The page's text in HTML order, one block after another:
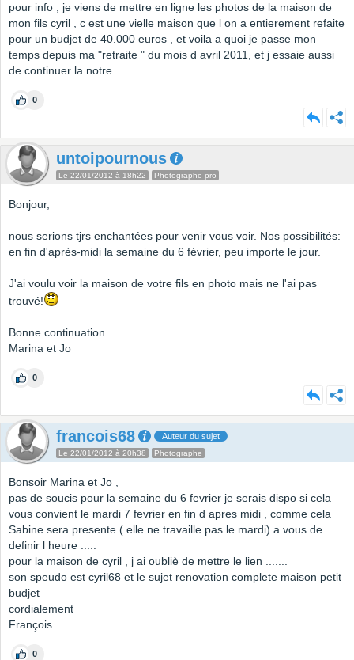
pour info , je viens de mettre en ligne les photos de la maison de
mon fils cyril , c est une vielle maison que l on a entierement refaite
pour un budjet de 40.000 euros , et voila a quoi je passe mon
temps depuis ma "retraite " du mois d avril 2011, et j essaie aussi
de continuer la notre ....
0
untoipournous
Le 22/01/2012 à 18h22 Photographe pro
Bonjour,
nous serions tjrs enchantées pour venir vous voir. Nos possibilités:
en fin d'après-midi la semaine du 6 février, peu importe le jour.
J'ai voulu voir la maison de votre fils en photo mais ne l'ai pas
trouvé!
Bonne continuation.
Marina et Jo
0
francois68 Auteur du sujet
Le 22/01/2012 à 20h38 Photographe
Bonsoir Marina et Jo ,
pas de soucis pour la semaine du 6 fevrier je serais dispo si cela
vous convient le mardi 7 fevrier en fin d apres midi , comme cela
Sabine sera presente ( elle ne travaille pas le mardi) a vous de
definir l heure .....
pour la maison de cyril , j ai oubliè de mettre le lien .......
son speudo est cyril68 et le sujet renovation complete maison petit
budjet
cordialement
François
0